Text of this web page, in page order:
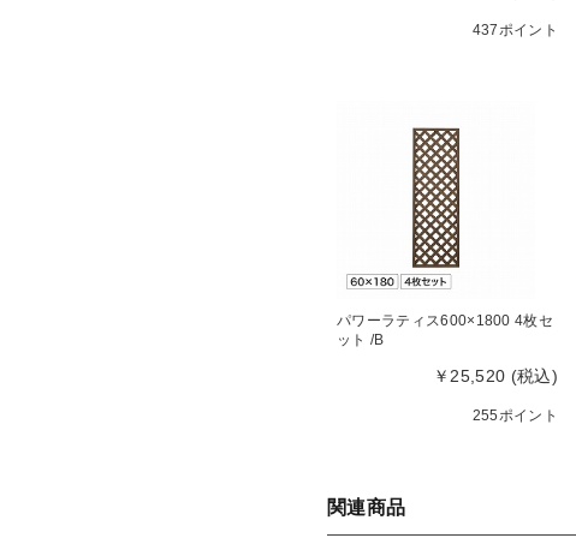
437ポイント
パワーラティス600×1800 4枚セ
ット /B
￥25,520 (税込)
255ポイント
関連商品